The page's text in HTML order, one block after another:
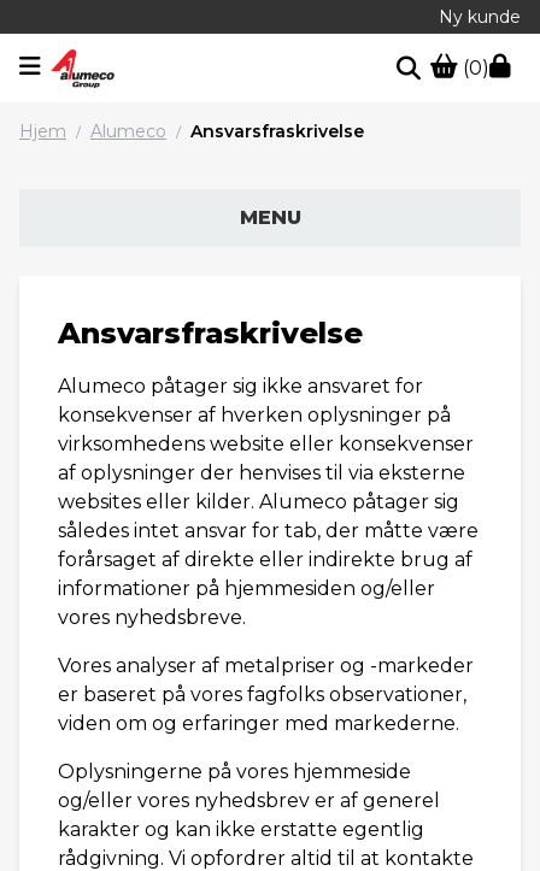
Ny kunde
(0)
Hjem / Alumeco / Ansvarsfraskrivelse
MENU
Ansvarsfraskrivelse
Alumeco påtager sig ikke ansvaret for
konsekvenser af hverken oplysninger på
virksomhedens website eller konsekvenser
af oplysninger der henvises til via eksterne
websites eller kilder. Alumeco påtager sig
således intet ansvar for tab, der måtte være
forårsaget af direkte eller indirekte brug af
informationer på hjemmesiden og/eller
vores nyhedsbreve.
Vores analyser af metalpriser og -markeder
er baseret på vores fagfolks observationer,
viden om og erfaringer med markederne.
Oplysningerne på vores hjemmeside
og/eller vores nyhedsbrev er af generel
karakter og kan ikke erstatte egentlig
rådgivning. Vi opfordrer altid til at kontakte